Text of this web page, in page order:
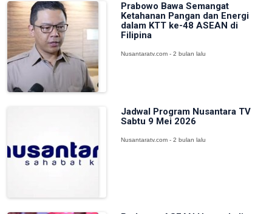
Prabowo Bawa Semangat
Ketahanan Pangan dan Energi
dalam KTT ke-48 ASEAN di
Filipina
Nusantaratv.com - 2 bulan lalu
Jadwal Program Nusantara TV
Sabtu 9 Mei 2026
Nusantaratv.com - 2 bulan lalu